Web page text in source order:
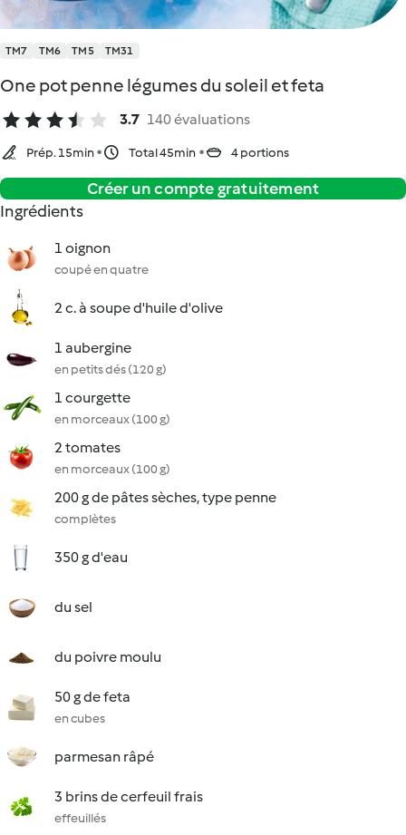
TM7 TM6 TM5 TM31
One pot penne légumes du soleil et feta
3.7 140 évaluations
Prép. 15min Total 45min 4 portions
Créer un compte gratuitement
Ingrédients
1 oignon
coupé en quatre
2 c. à soupe d'huile d'olive
1 aubergine
en petits dés (120 g)
1 courgette
en morceaux (100 g)
2 tomates
en morceaux (100 g)
200 g de pâtes sèches, type penne
complètes
350 g d'eau
du sel
du poivre moulu
50 g de feta
en cubes
parmesan râpé
3 brins de cerfeuil frais
effeuillés